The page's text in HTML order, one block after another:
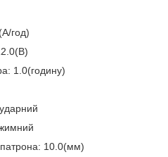
год)
1.0(годину)
10.0(мм)